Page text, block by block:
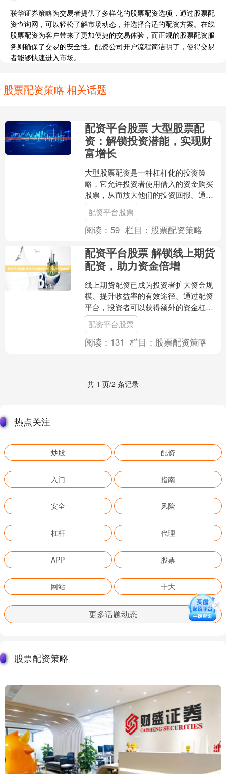
联华证券策略为交易者提供了多样化的股票配资选项，通过股票配
资查询网，可以轻松了解市场动态，并选择合适的配资方案。在线
股票配资为客户带来了更加便捷的交易体验，而正规的股票配资服
务则确保了交易的安全性。配资公司开户流程简洁明了，使得交易
者能够快速进入市场。
股票配资策略 相关话题
配资平台股票 大型股票配
资：解锁投资潜能，实现财
富增长
大型股票配资是一种杠杆化的投资策
略，它允许投资者使用借入的资金购买
股票，从而放大他们的投资回报。通过
利用配资，投资者可以获得比仅靠自身
资金所能获得的更高的投资回....
配资平台股票
阅读： 59 栏目： 股票配资策略
配资平台股票 解锁线上期货
配资，助力资金倍增
线上期货配资已成为投资者扩大资金规
模、提升收益率的有效途径。通过配资
平台，投资者可以获得额外的资金杠
杆，从而放大交易规模，增加盈利潜
力。 1. 灵活性：场外股票....
配资平台股票
阅读： 131 栏目： 股票配资策略
共 1 页/2 条记录
热点关注
炒股 配资
入门 指南
安全 风险
杠杆 代理
APP 股票
网站 十大
更多话题动态
股票配资策略